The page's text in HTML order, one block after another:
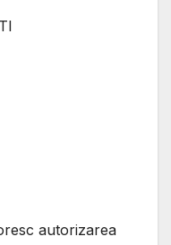
autorizarea